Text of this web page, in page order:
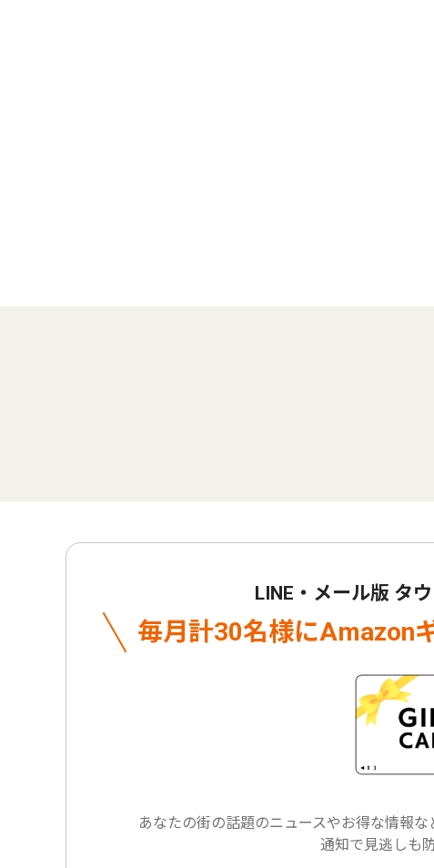
LINE・メール版 タ
毎月計30名様にAmazon
あなたの街の話題のニュースやお得な情報な
通知で見逃しも